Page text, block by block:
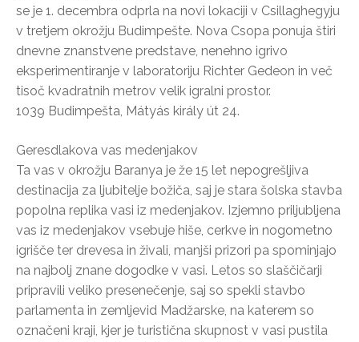
se je 1. decembra odprla na novi lokaciji v Csillaghegyju
v tretjem okrožju Budimpešte. Nova Csopa ponuja štiri
dnevne znanstvene predstave, nenehno igrivo
eksperimentiranje v laboratoriju Richter Gedeon in več
tisoč kvadratnih metrov velik igralni prostor.
1039 Budimpešta, Mátyás király út 24.
Geresdlakova vas medenjakov
Ta vas v okrožju Baranya je že 15 let nepogrešljiva
destinacija za ljubitelje božiča, saj je stara šolska stavba
popolna replika vasi iz medenjakov. Izjemno priljubljena
vas iz medenjakov vsebuje hiše, cerkve in nogometno
igrišče ter drevesa in živali, manjši prizori pa spominjajo
na najbolj znane dogodke v vasi. Letos so slaščičarji
pripravili veliko presenečenje, saj so spekli stavbo
parlamenta in zemljevid Madžarske, na katerem so
označeni kraji, kjer je turistična skupnost v vasi pustila